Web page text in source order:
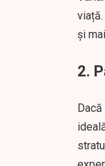
și
2.